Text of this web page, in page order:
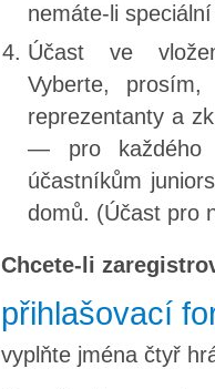
nemáte-li
Účast ve
Vyberte,
reprezentanty a
— pro každého
účastníkům
domů. (Účast pro
Chcete-li
přihlašovací
vyplňte jména čtyř